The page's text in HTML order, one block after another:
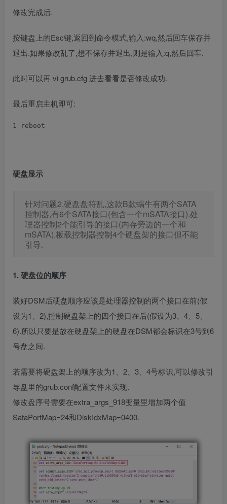
修改完成后.
按键盘上的Esc键,返回到命令模式,输入:wq,然后回车保存并
退出.如果修改乱了,想不保存并退出,则是输入:q,然后回车.
此时可以再 vi grub.cfg 进去看看是否修改成功.
最后重启主机即可:
1 reboot
硬盘显示
针对问题2,硬盘盘符乱,这款B款蜗牛有两个SATA
控制器,有6个SATA接口(包含一个mSATA接口).处
理器控制2个能引导的接口(内存旁边的一个和
mSATA),板载控制器控制4个硬盘架的接口但不能
引导.
1. 硬盘位的顺序
装好DSM后硬盘顺序应该是处理器控制的两个接口在前(假
设为1、2),控制硬盘架上的四个接口在后(假设为3、4、5、
6).所以只要是放在硬盘架上的硬盘在DSM都会标识在3号到6
号盘之间.
若需要将硬盘架上的顺序改为1、2、3、4号标识,可以修改引
导盘里的grub.conf配置文件来实现.
修改盘序号需要在extra_args_918变量里增加两个值
SataPortMap=24和DiskIdxMap=0400.